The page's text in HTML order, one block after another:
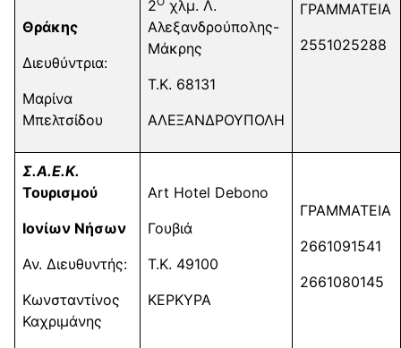
Θράκης
Διευθύντρια:
Μαρίνα
Μπελτσίδου
2
χλμ. Λ.
Αλεξανδρούπολης-
Μάκρης
Τ.Κ. 68131
ΑΛΕΞΑΝΔΡΟΥΠΟΛΗ
ΓΡΑΜΜΑΤΕΙΑ
2551025288
Σ.Α.Ε.Κ.
Τουρισμού
Ιονίων Νήσων
Αν. Διευθυντής:
Κωνσταντίνος
Καχριμάνης
Art Hotel Debono
Γουβιά
Τ.Κ. 49100
ΚΕΡΚΥΡΑ
ΓΡΑΜΜΑΤΕΙΑ
2661091541
2661080145